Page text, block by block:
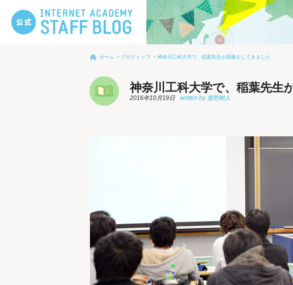
ホーム ブログトップ 神奈川工科大学で、稲葉先生が講義をしてきました
神奈川工科大学で、稲葉先生
2016年10月19日